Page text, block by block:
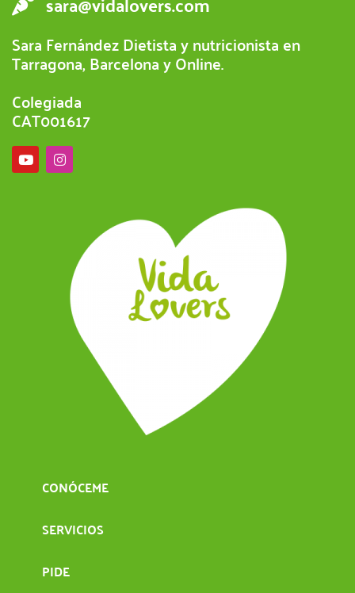
Sara Fernández Dietista y nutricionista en
Tarragona, Barcelona y Online.
Colegiada
CAT001617
CONÓCEME
SERVICIOS
PIDE